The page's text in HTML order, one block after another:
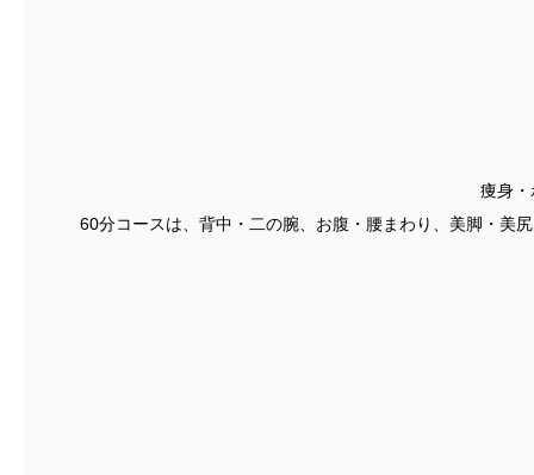
痩身
60分コースは、背中・二の腕、お腹・腰まわり、美脚・美